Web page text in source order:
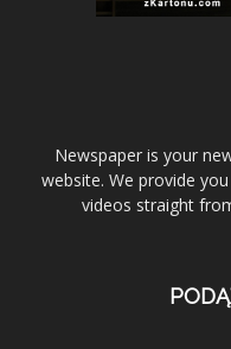
Newspaper is your
website. We provide
videos straight